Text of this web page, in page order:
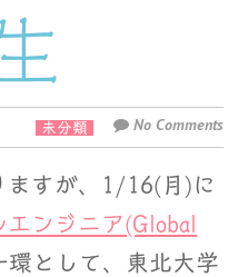
未分類 No Comments
すが、1/16(月)に
ンジニア(Global
環として、東北大学